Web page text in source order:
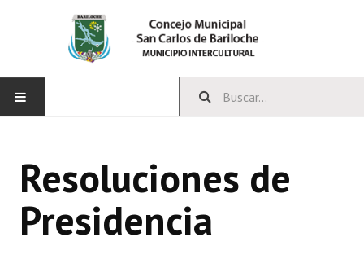
CONCEJO
Bloques Políticos
Resoluciones de
Presidencia